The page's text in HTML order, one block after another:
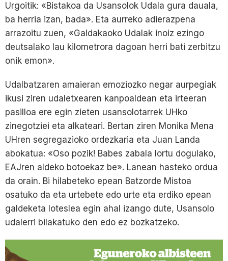
Urgoitik: «Bistakoa da Usansolok Udala gura dauala,
ba herria izan, bada». Eta aurreko adierazpena
arrazoitu zuen, «Galdakaoko Udalak inoiz ezingo
deutsalako lau kilometrora dagoan herri bati zerbitzu
onik emon».
Udalbatzaren amaieran emoziozko negar aurpegiak
ikusi ziren udaletxearen kanpoaldean eta irteeran
pasilloa ere egin zieten usansolotarrek UHko
zinegotziei eta alkateari. Bertan ziren Monika Mena
UHren segregazioko ordezkaria eta Juan Landa
abokatua: «Oso pozik! Babes zabala lortu dogulako,
EAJren aldeko botoekaz be». Lanean hasteko ordua
da orain. Bi hilabeteko epean Batzorde Mistoa
osatuko da eta urtebete edo urte eta erdiko epean
galdeketa loteslea egin ahal izango dute, Usansolo
udalerri bilakatuko den edo ez bozkatzeko.